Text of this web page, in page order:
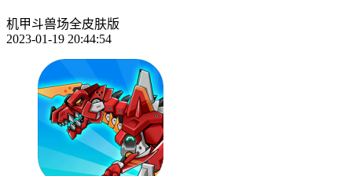
机甲斗兽场全皮肤版
2023-01-19 20:44:54